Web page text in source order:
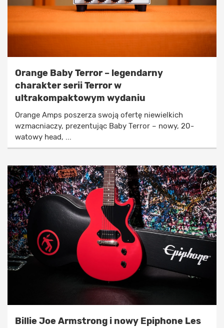
Orange Baby Terror – legendarny
charakter serii Terror w
ultrakompaktowym wydaniu
Orange Amps poszerza swoją ofertę niewielkich
wzmacniaczy, prezentując Baby Terror – nowy, 20-
watowy head, ...
Billie Joe Armstrong i nowy Epiphone Les